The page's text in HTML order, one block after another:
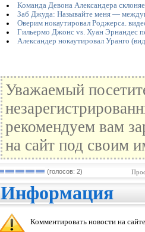
Команда Девона Александера
Заб Джуда: Называйте меня —
Оверим нокаутировал Роджерса.
Гильермо Джонс vs. Хуан Эрнандес
Александер нокаутировал Уранго
Уважаемый
рекомендуем вам
на сайт под своим
(голосов: 2)
Информация
Комментировать новости на